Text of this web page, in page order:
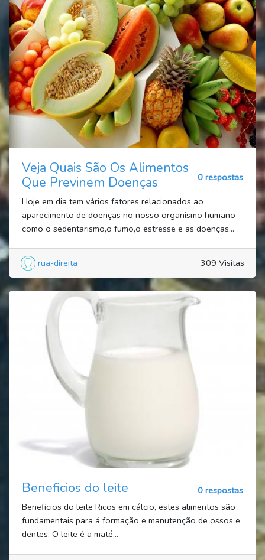
Veja Quais São Os Alimentos
Que Previnem Doenças
0 respostas
Hoje em dia tem vários fatores relacionados ao
aparecimento de doenças no nosso organismo humano
como o sedentarismo,o fumo,o estresse e as doenças...
rua-direita 309 Visitas
Beneficios do leite
0 respostas
Beneficios do leite Ricos em cálcio, estes alimentos são
fundamentais para á formação e manutenção de ossos e
dentes. O leite é a maté...